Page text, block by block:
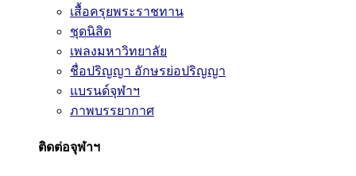
เสื้อครุยพระราชทาน
ชุดนิสิต
เพลงมหาวิทยาลัย
ชื่อปริญญา อักษรย่อปริญญา
แบรนด์จุฬาฯ
ภาพบรรยากาศ
ติดต่อจุฬาฯ